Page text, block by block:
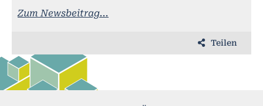
Zum Newsbeitrag...
Teilen